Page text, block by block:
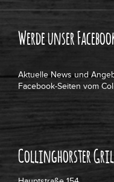
Werde unser
Aktuelle News und
Facebook-Seiten vom
Collinghorster